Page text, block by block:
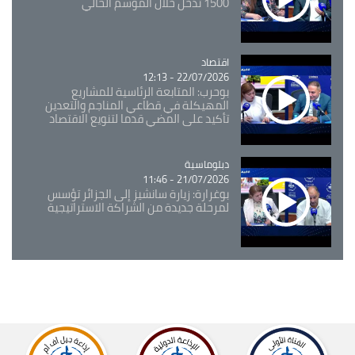
Catégorie
اقتصاد
22/07/2026 - 12:13
بوحرب: المتابعة الرئاسية للمشاريع
المهيكلة في قطاعي المناجم والتعدين
تأكيد على المضي قدما لتنويع الاقتصاد
Catégorie
دبلوماسية
21/07/2026 - 11:46
بوغرارة: زيارة سانشيز إلى الجزائر تؤسس
لمرحلة جديدة من الشراكة الاستراتيجية